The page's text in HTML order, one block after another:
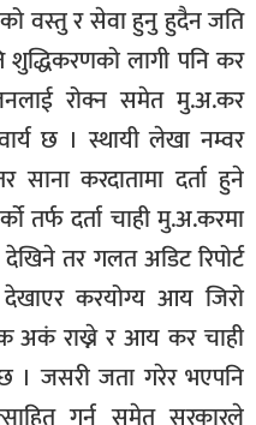
वस्तु र सेवा हुनु हुदैन जति
शुद्धिकरणको लागी पनि कर
रोक्न समेत मु.अ.कर
छ । स्थायी लेखा नम्वर
साना करदातामा दर्ता हुने
तर्फ दर्ता चाही मु.अ.करमा
तर गलत अडिट रिपोर्ट
करयोग्य आय जिरो
अकं राख्ने र आय कर चाही
। जसरी जता गरेर भएपनि